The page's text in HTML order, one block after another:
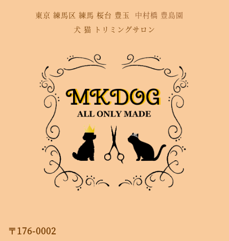
東京 練馬区 練馬 桜台 豊玉
中村橋 豊島園
犬 猫 トリミングサロン
〒176-0002